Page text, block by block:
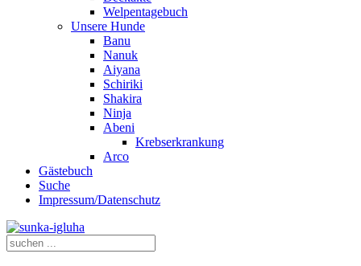
Welpentagebuch
Unsere Hunde
Banu
Nanuk
Aiyana
Schiriki
Shakira
Ninja
Abeni
Krebserkrankung
Arco
Gästebuch
Suche
Impressum/Datenschutz